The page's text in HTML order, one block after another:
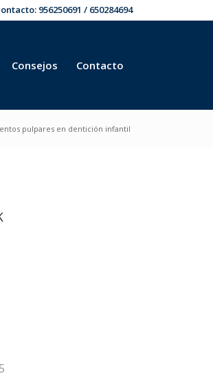
956250691 / 650284694
Consejos Contacto
pulpares en dentición infantil